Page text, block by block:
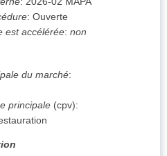
: Ouverte
est accélérée: non
du marché:
principale (cpv):